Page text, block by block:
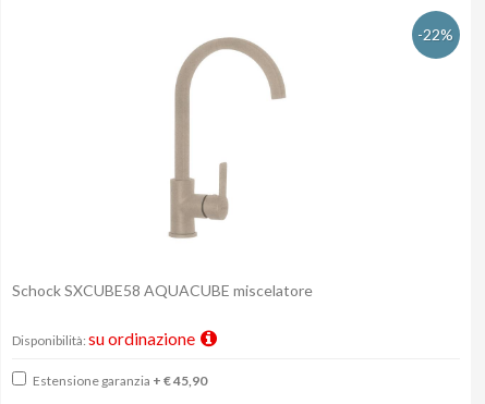
-22%
Schock SXCUBE58 AQUACUBE miscelatore
Disponibilità: su ordinazione
Estensione garanzia + € 45,90